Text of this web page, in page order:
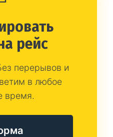
рейс
перерывов и
в любое
время.